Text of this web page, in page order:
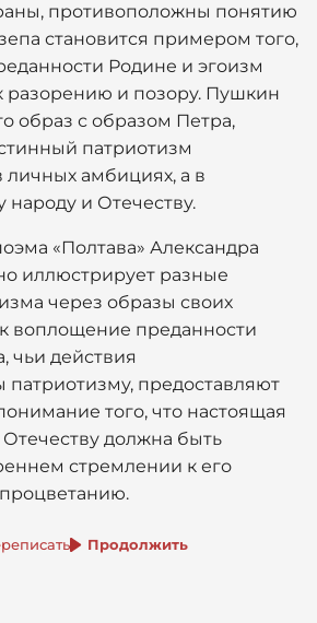
противоположны понятию
становится примером того,
Родине и эгоизм
разорению и позору. Пушкин
образ с образом Петра,
патриотизм
личных амбициях, а в
и Отечеству.
«Полтава» Александра
иллюстрирует разные
через образы своих
воплощение преданности
чьи действия
предоставляют
того, что настоящая
должна быть
стремлении к его
Продолжить